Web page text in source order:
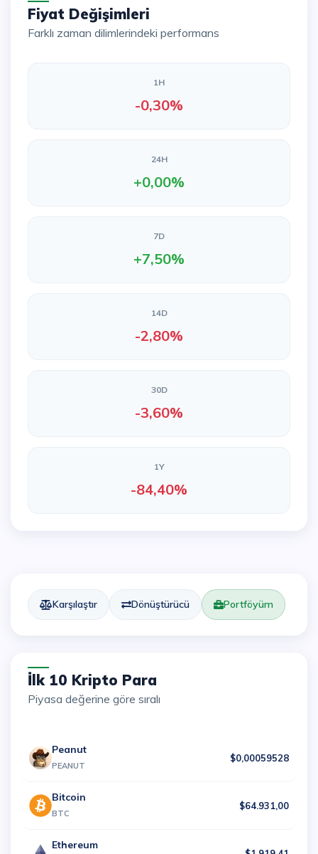
Fiyat Değişimleri
Farklı zaman dilimlerindeki performans
1H
-0,30%
24H
+0,00%
7D
+7,50%
14D
-2,80%
30D
-3,60%
1Y
-84,40%
Karşılaştır Dönüştürücü Portföyüm
İlk 10 Kripto Para
Piyasa değerine göre sıralı
Peanut
PEANUT
$0,00059528
Bitcoin
BTC
$64.931,00
Ethereum